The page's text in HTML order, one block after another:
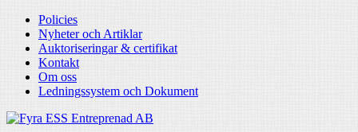
Policies
Nyheter och Artiklar
Auktoriseringar & certifikat
Kontakt
Om oss
Ledningssystem och Dokument